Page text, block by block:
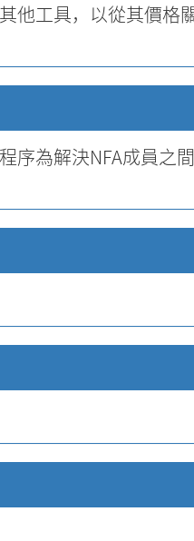
他工具，以從其價格
序為解決NFA成員之